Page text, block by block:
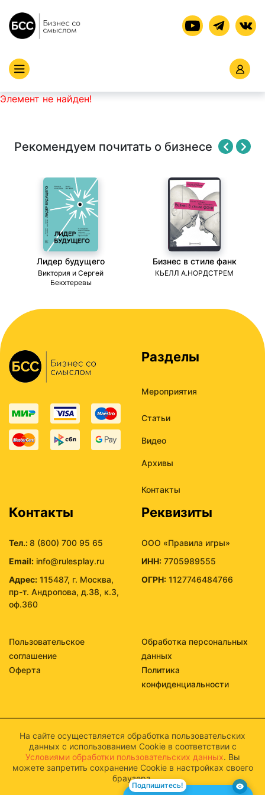
Элемент не найден!
Рекомендуем почитать о бизнесе
Лидер будущего
Виктория и Сергей
Бекхтеревы
Бизнес в стиле фанк
КЬЕЛЛ А.НОРДСТРЕМ
Разделы
Мероприятия
Статьи
Видео
Архивы
Контакты
Контакты
Тел.:8 (800) 700 95 65
Email: info@rulesplay.ru
Адрес: 115487, г. Москва,
пр-т. Андропова, д.38, к.3,
оф.360
Реквизиты
ООО «Правила игры»
ИНН: 7705989555
ОГРН: 1127746484766
Пользовательское
соглашение
Обработка персональных
данных
Оферта
Политика
конфиденциальности
На сайте осуществляется обработка пользовательских
данных с использованием Cookie в соответствии с
Условиями обработки пользовательских данных. Вы
можете запретить сохранение Cookie в настройках своего
браузера.
Подпишитесь!